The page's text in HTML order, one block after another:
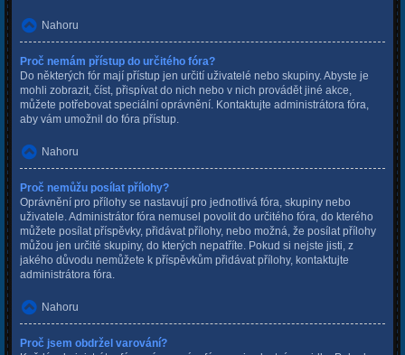
Nahoru
Proč nemám přístup do určitého fóra?
Do některých fór mají přístup jen určití uživatelé nebo skupiny. Abyste je
mohli zobrazit, číst, přispívat do nich nebo v nich provádět jiné akce,
můžete potřebovat speciální oprávnění. Kontaktujte administrátora fóra,
aby vám umožnil do fóra přístup.
Nahoru
Proč nemůžu posílat přílohy?
Oprávnění pro přílohy se nastavují pro jednotlivá fóra, skupiny nebo
uživatele. Administrátor fóra nemusel povolit do určitého fóra, do kterého
můžete posílat příspěvky, přidávat přílohy, nebo možná, že posílat přílohy
můžou jen určité skupiny, do kterých nepatříte. Pokud si nejste jisti, z
jakého důvodu nemůžete k příspěvkům přidávat přílohy, kontaktujte
administrátora fóra.
Nahoru
Proč jsem obdržel varování?